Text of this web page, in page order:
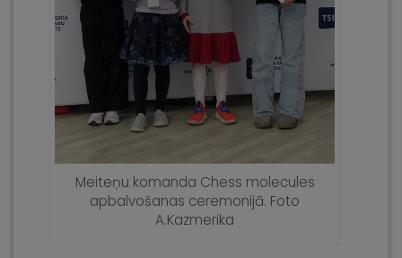
Meiteņu komanda Chess molecules
apbalvošanas ceremonijā. Foto
A.Kazmerika